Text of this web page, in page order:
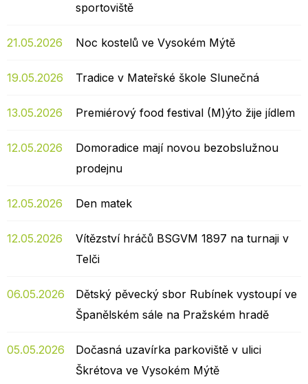
sportoviště
21.05.2026 Noc kostelů ve Vysokém Mýtě
19.05.2026 Tradice v Mateřské škole Slunečná
13.05.2026 Premiérový food festival (M)ýto žije jídlem
12.05.2026
Domoradice mají novou bezobslužnou
prodejnu
12.05.2026 Den matek
12.05.2026
Vítězství hráčů BSGVM 1897 na turnaji v
Telči
06.05.2026
Dětský pěvecký sbor Rubínek vystoupí ve
Španělském sále na Pražském hradě
05.05.2026
Dočasná uzavírka parkoviště v ulici
Škrétova ve Vysokém Mýtě